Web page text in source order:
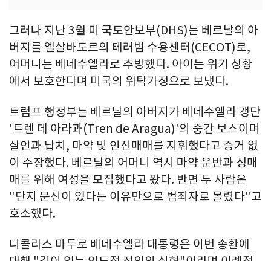
그러나 지난 3월 미 국토안보부(DHS)는 베르날의 아
버지를 엘살바도르의 테러범 수용센터(CECOT)로,
어머니는 베네수엘라로 추방했다. 아이는 위기 상황
에서 보호한다며 미국의 위탁가정으로 보냈다.
트럼프 행정부는 베르날의 아버지가 베네수엘라 갱단
'트렌 데 아라과(Tren de Aragua)'의 중간 보스이며
살인과 납치, 마약 및 인신매매를 지휘했다고 증거 없
이 주장했다. 베르날의 어머니 역시 마약 운반과 성매
매를 위해 여성을 모집했다고 봤다. 반면 두 사람은
"단지 문신이 있다는 이유만으로 범죄자로 몰렸다"고
호소했다.
니콜라스 마두로 베네수엘라 대통령은 이번 송환에